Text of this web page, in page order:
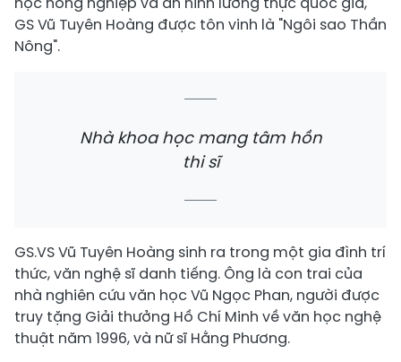
GS Vũ Tuyên Hoàng được tôn vinh là "Ngôi sao Thần
Nông".
Nhà khoa học mang tâm hồn
thi sĩ
GS.VS Vũ Tuyên Hoàng sinh ra trong một gia đình trí
thức, văn nghệ sĩ danh tiếng. Ông là con trai của
nhà nghiên cứu văn học Vũ Ngọc Phan, người được
truy tặng Giải thưởng Hồ Chí Minh về văn học nghệ
thuật năm 1996, và nữ sĩ Hằng Phương.